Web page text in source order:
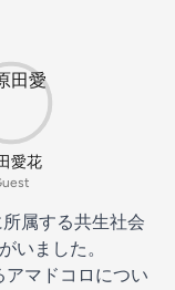
愛花
属する共生社会
いました。
マドコロについ